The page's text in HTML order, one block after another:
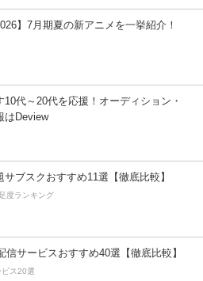
】7月期夏の新アニメを一挙紹介！
10代～20代を応援！オーディション・
はDeview
ブスクおすすめ11選【徹底比較】
度ランキング
信サービスおすすめ40選【徹底比較】
ス20選